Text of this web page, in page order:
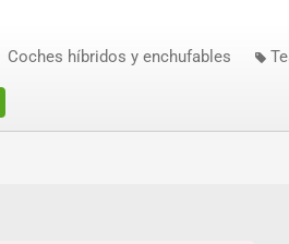
Coches híbridos y enchufables